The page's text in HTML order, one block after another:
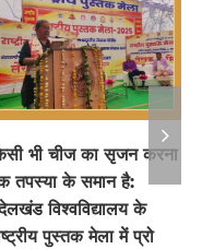
भी चीज का सृजन करना
तपस्या के समान है:
विश्वविद्यालय के
पुस्तक मेला में प्रो